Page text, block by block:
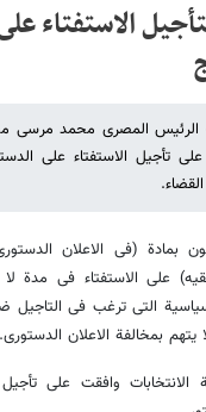
الاستفتاء
الرئیس المصری محمد مرسی
على تأجیل الاستفتاء على
بمادة (فی الاعلان
التی ترغب فی التاجیل
بمخالفة الاعلان الدستوری.
الانتخابات وافقت على